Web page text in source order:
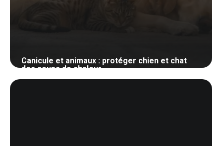
Canicule et animaux : protéger chien et chat
des coups de chaleur